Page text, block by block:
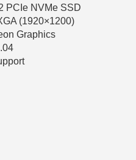
PCIe NVMe SSD
(1920×1200)
Graphics